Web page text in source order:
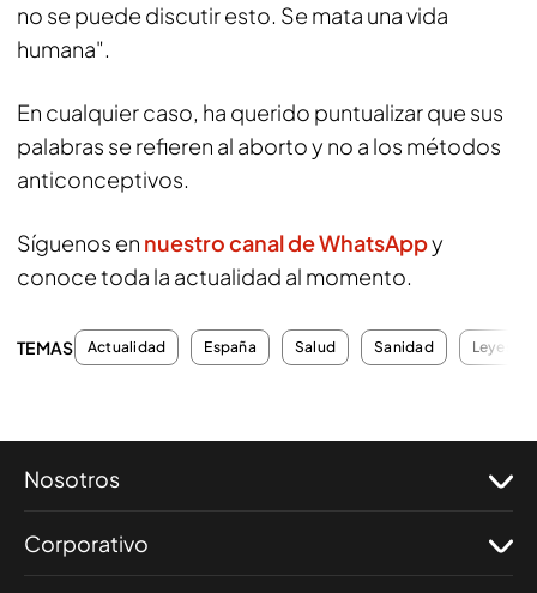
no se puede discutir esto. Se mata una vida
humana".
En cualquier caso, ha querido puntualizar que sus
palabras se refieren al aborto y no a los métodos
anticonceptivos.
Síguenos en nuestro canal de WhatsAppy
conoce toda la actualidad al momento.
TEMAS Actualidad España Salud Sanidad Leyes
Nosotros
Corporativo